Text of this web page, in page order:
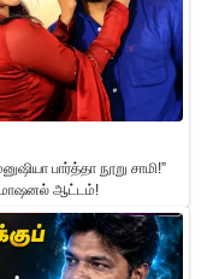
பார்த்தா நூறு சாமி!”
ஆட்டம்!